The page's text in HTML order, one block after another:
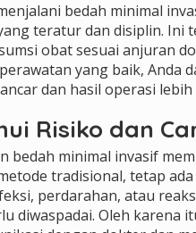
bedah minimal
teratur dan disiplin. Ini
obat sesuai anjuran
yang baik, Anda
dan hasil operasi
Risiko dan
bedah minimal invasif
tradisional, tetap
perdarahan, atau
diwaspadai. Oleh karena